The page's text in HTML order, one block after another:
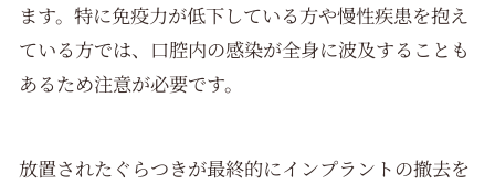
ます。特に免疫力が低下している方や慢性疾患を抱え
ている方では、口腔内の感染が全身に波及することも
あるため注意が必要です。
放置されたぐらつきが最終的にインプラントの撤去を